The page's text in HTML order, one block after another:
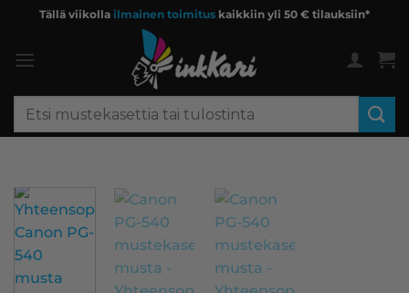
content
Tällä viikolla ilmainen toimitus kaikkiin yli 50 € tilauksiin*
Etsi: